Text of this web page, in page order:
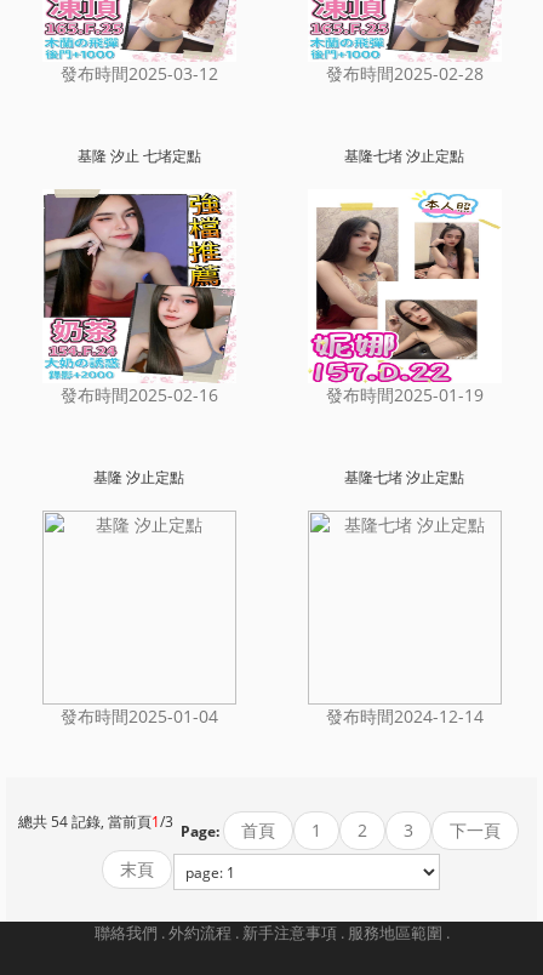
發布時間2025-03-12 發布時間2025-02-28
基隆 汐止 七堵定點
發布時間2025-02-16
基隆七堵 汐止定點
發布時間2025-01-19
基隆 汐止定點
發布時間2025-01-04
基隆七堵 汐止定點
發布時間2024-12-14
Page:
總共 54 記錄, 當前頁1/3 首頁 1 2 3
下一頁
末頁
聯絡我們 .外約流程 . 新手注意事項 . 服務地區範圍 .